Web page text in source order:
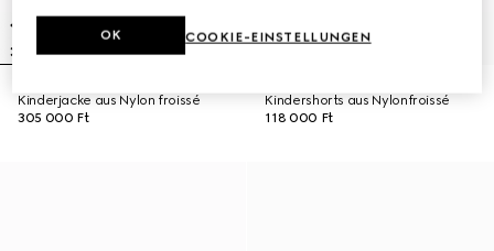
Kinderjacke aus Nylon froissé
305 000 Ft
Kindershorts aus Nylonfroissé
118 000 Ft
COOKIE-EINSTELLUNGEN
OK